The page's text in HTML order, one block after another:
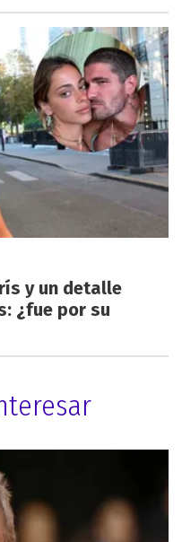
y un detalle
¿fue por su